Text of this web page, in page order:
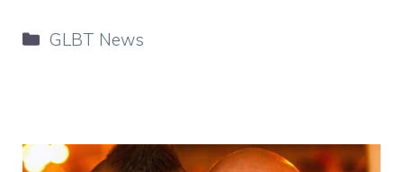
Categorie
GLBT News